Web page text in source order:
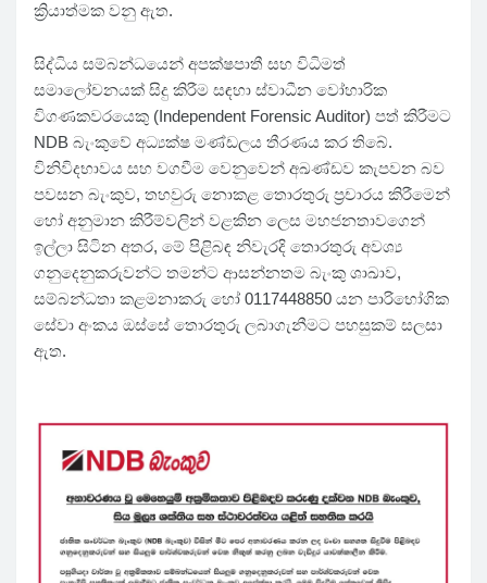
ක්‍රියාත්මක වනු ඇත.
සිද්ධිය සම්බන්ධයෙන් අපක්ෂපාතී සහ විධිමත්
සමාලෝචනයක් සිදු කිරීම සඳහා ස්වාධීන වෝහාරික
විගණකවරයෙකු (Independent Forensic Auditor) පත් කිරීමට
NDB බැංකුවේ අධ්‍යක්ෂ මණ්ඩලය තීරණය කර තිබේ.
විනිවිදභාවය සහ වගවීම වෙනුවෙන් අඛණ්ඩව කැපවන බව
පවසන බැංකුව, තහවුරු නොකළ තොරතුරු ප්‍රචාරය කිරීමෙන්
හෝ අනුමාන කිරීම්වලින් වළකින ලෙස මහජනතාවගෙන්
ඉල්ලා සිටින අතර, මේ පිළිබඳ නිවැරදි තොරතුරු අවශ්‍ය
ගනුදෙනුකරුවන්ට තමන්ට ආසන්නතම බැංකු ශාඛාව,
සම්බන්ධතා කළමනාකරු හෝ 0117448850 යන පාරිභෝගික
සේවා අංකය ඔස්සේ තොරතුරු ලබාගැනීමට පහසුකම් සලසා
ඇත.